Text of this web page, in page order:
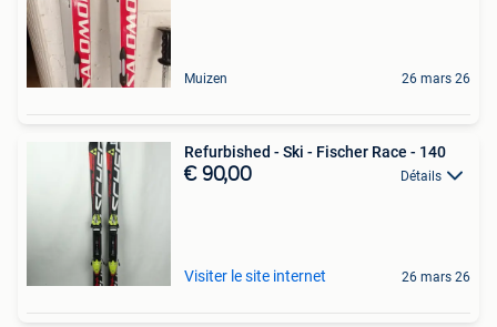
Muizen 26 mars 26
Refurbished - Ski - Fischer Race - 140
€ 90,00 Détails
Visiter le site internet 26 mars 26